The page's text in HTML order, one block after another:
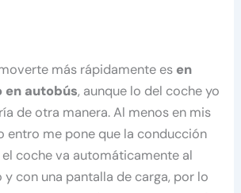
más rápidamente es en
en autobús, aunque lo del coche yo
de otra manera. Al menos en mis
entro me pone que la conducción
el coche va automáticamente al
y con una pantalla de carga, por lo